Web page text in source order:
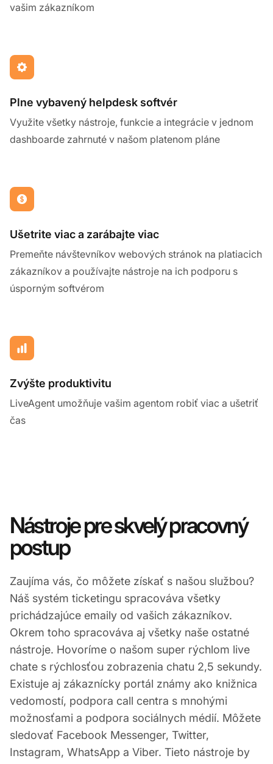
vašim zákazníkom
Plne vybavený helpdesk softvér
Využite všetky nástroje, funkcie a integrácie v jednom
dashboarde zahrnuté v našom platenom pláne
Ušetrite viac a zarábajte viac
Premeňte návštevníkov webových stránok na platiacich
zákazníkov a používajte nástroje na ich podporu s
úsporným softvérom
Zvýšte produktivitu
LiveAgent umožňuje vašim agentom robiť viac a ušetriť
čas
Nástroje pre skvelý pracovný
postup
Zaujíma vás, čo môžete získať s našou službou?
Náš systém ticketingu spracováva všetky
prichádzajúce emaily od vašich zákazníkov.
Okrem toho spracováva aj všetky naše ostatné
nástroje. Hovoríme o našom super rýchlom live
chate s rýchlosťou zobrazenia chatu 2,5 sekundy.
Existuje aj zákaznícky portál známy ako knižnica
vedomostí, podpora call centra s mnohými
možnosťami a podpora sociálnych médií. Môžete
sledovať Facebook Messenger, Twitter,
Instagram, WhatsApp a Viber. Tieto nástroje by